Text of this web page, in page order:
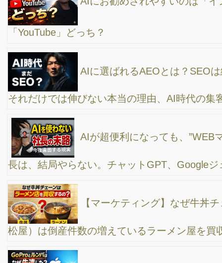
AIが変える広告とSEOの未来｜Google決算とAI検
索の新潮流【ラブアンドフリー公式】
AI検索時代のSEOは「問いから始める」──中小企
AI時代の経営トレンド｜現場で見えた“仕組み
AIマーケティング最新動向2025｜中小企業が今す
ぐ取り組むべきAI活用戦略
【初心者向け】MEO対策/Googleビジネスプロフ